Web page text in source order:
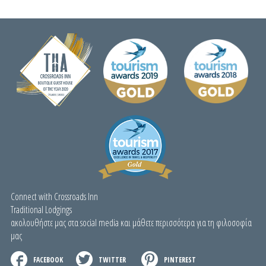
Connect with Crossroads Inn
Traditional Lodgings
ακολουθήστε μας στα social media και μάθετε περισσότερα για τη φιλοσοφία
μας
FACEBOOK TWITTER PINTEREST